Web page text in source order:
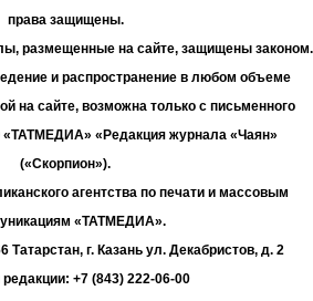
права защищены.
размещенные на сайте, защищены законом.
и распространение в любом объеме
на сайте, возможна только с письменного
«Редакция журнала «Чаян»
(«Скорпион»).
агентства по печати и массовым
«ТАТМЕДИА».
Татарстан, г. Казань ул. Декабристов, д. 2
+7 (843) 222-06-00